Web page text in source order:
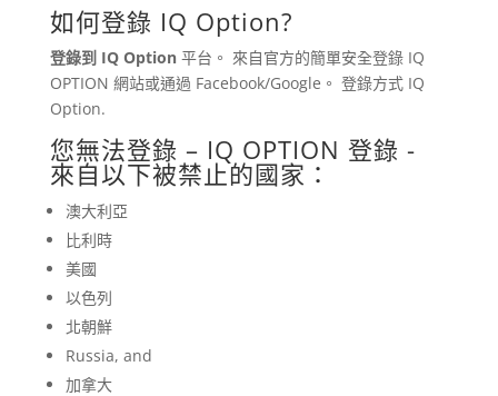
如何登錄 IQ Option?
登錄到 IQ Option平台。 來自官方的簡單安全登錄 IQ
OPTION 網站或通過 Facebook/Google。 登錄方式 IQ
Option.
您無法登錄 – IQ OPTION 登錄 -
來自以下被禁止的國家：
澳大利亞
比利時
美國
以色列
北朝鮮
Russia, and
加拿大